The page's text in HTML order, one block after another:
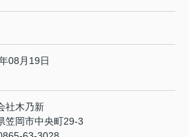
08月19日
社木乃新
笠岡市中央町29-3